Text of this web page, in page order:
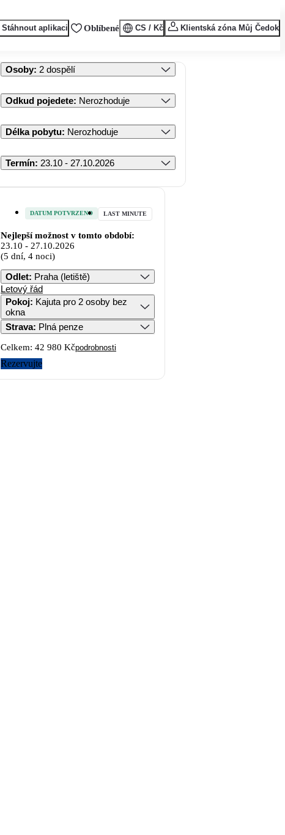
Stáhnout aplikaci Oblíbené CS / Kč Klientská zóna Můj Čedok
Osoby: 2 dospělí
Odkud pojedete: Nerozhoduje
Délka pobytu: Nerozhoduje
Termín: 23.10 - 27.10.2026
DATUM POTVRZENO LAST MINUTE
Nejlepší možnost v tomto období:
23.10 - 27.10.2026
(5 dní, 4 noci)
Odlet: Praha (letiště)
Letový řád
Pokoj: Kajuta pro 2 osoby bez
okna
Strava: Plná penze
Celkem: 42 980 Kčpodrobnosti
Rezervujte